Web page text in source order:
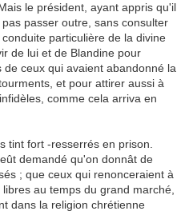
le président, ayant appris qu'il
passer outre, sans consulter
particulière de la divine
de lui et de Blandine pour
ceux qui avaient abandonné la
et pour attirer aussi à
comme cela arriva en
tint fort -resserrés en prison.
demandé qu'on donnât de
; que ceux qui renonceraient à
au temps du grand marché,
dans la religion chrétienne